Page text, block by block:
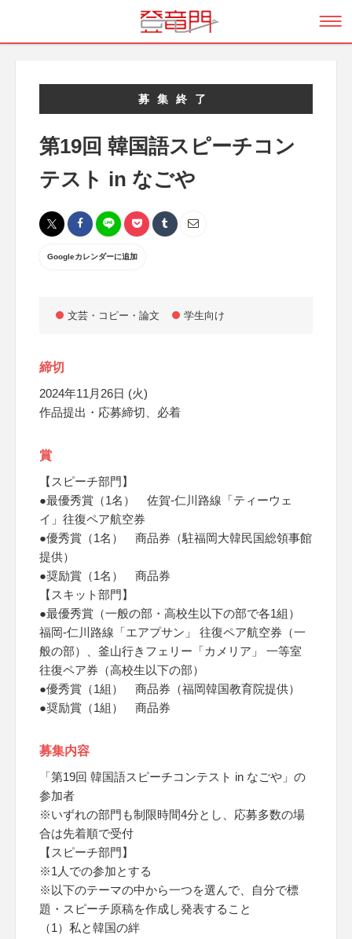
募集終了
第19回 韓国語スピーチコン
テスト in なごや
Googleカレンダーに追加
文芸・コピー・論文 学生向け
締切
2024年11月26日 (火)
作品提出・応募締切、必着
賞
【スピーチ部門】
●最優秀賞（1名） 佐賀-仁川路線「ティーウェ
イ」往復ペア航空券
●優秀賞（1名） 商品券（駐福岡大韓民国総領事館
提供）
●奨励賞（1名） 商品券
【スキット部門】
●最優秀賞（一般の部・高校生以下の部で各1組）
福岡-仁川路線「エアプサン」 往復ペア航空券（一
般の部）、釜山行きフェリー「カメリア」 一等室
往復ペア券（高校生以下の部）
●優秀賞（1組） 商品券（福岡韓国教育院提供）
●奨励賞（1組） 商品券
募集内容
「第19回 韓国語スピーチコンテスト in なごや」の
参加者
※いずれの部門も制限時間4分とし、応募多数の場
合は先着順で受付
【スピーチ部門】
※1人での参加とする
※以下のテーマの中から一つを選んで、自分で標
題・スピーチ原稿を作成し発表すること
（1）私と韓国の絆